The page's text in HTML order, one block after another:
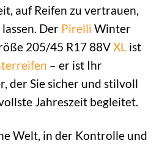
auf Reifen zu vertrauen,
Der Pirelli Winter
205/45 R17 88VXL ist
– er ist Ihr
der Sie sicher und stilvoll
Jahreszeit begleitet.
Welt, in der Kontrolle und